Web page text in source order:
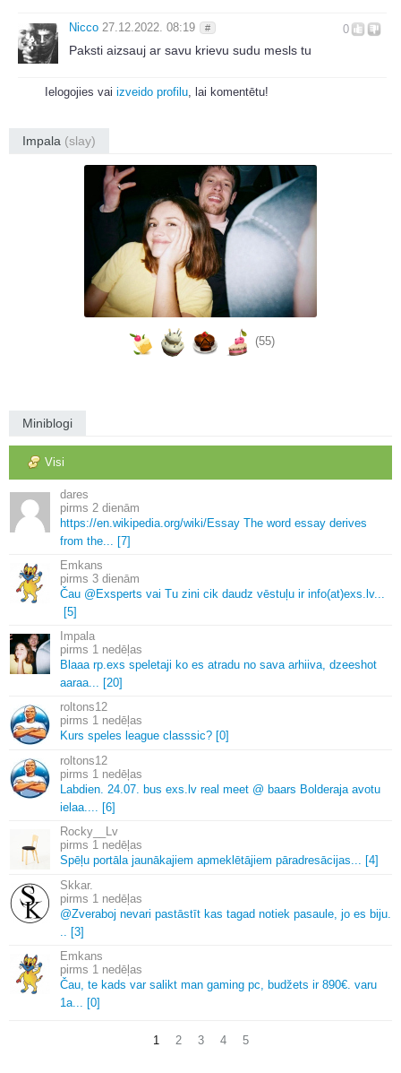
0
Nicco 27.12.2022. 08:19 #
Paksti aizsauj ar savu krievu sudu mesls tu
Ielogojies vai izveido profilu , lai komentētu!
Impala (slay)
(55)
Miniblogi
Visi
dares
2 dienām
https://en. wikipedia. org/wiki/Essay The word essay derives
from the.
[7]
Emkans
3 dienām
Čau @Exsperts vai Tu zini cik daudz vēstuļu ir info(at)exs. lv.
[5]
Impala
1 nedēļas
Blaaa rp. exs speletaji ko es atradu no sava arhiiva, dzeeshot
aaraa.
[20]
roltons12
1 nedēļas
Kurs speles league classsic? [0]
roltons12
1 nedēļas
Labdien. 24. 07. bus exs. lv real meet @ baars Bolderaja avotu
ielaa.
[6]
Rocky__Lv
1 nedēļas
Spēļu portāla jaunākajiem apmeklētājiem pāradresācijas.
[4]
Skkar.
1 nedēļas
@Zveraboj nevari pastāstīt kas tagad notiek pasaule, jo es biju.
[3]
Emkans
1 nedēļas
Čau, te kads var salikt man gaming pc, budžets ir 890€. varu
1a.
[0]
1 2 3 4 5